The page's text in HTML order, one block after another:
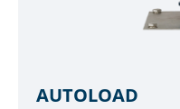
AUTOLOAD